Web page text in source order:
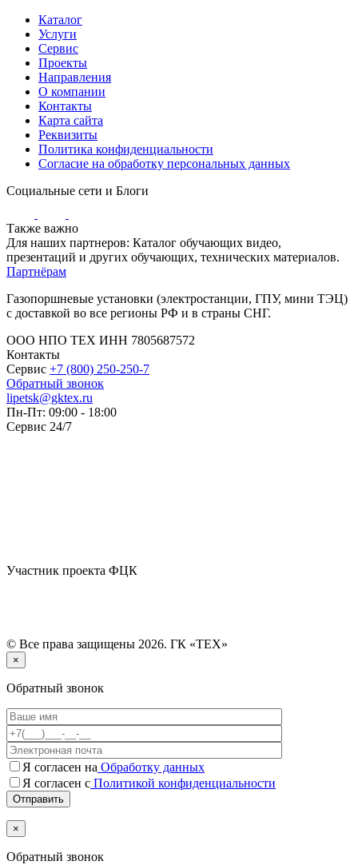
Каталог
Услуги
Сервис
Проекты
Направления
О компании
Контакты
Карта сайта
Реквизиты
Политика конфиденциальности
Согласие на обработку персональных данных
Социальные сети и Блоги
Также важно
Для наших партнеров: Каталог обучающих видео,
презентаций и других обучающих, технических материалов.
Партнёрам
Газопоршневые установки (электростанции, ГПУ, мини ТЭЦ)
с доставкой во все регионы РФ и в страны СНГ.
ООО НПО ТЕХ ИНН 7805687572
Контакты
Сервис +7 (800) 250-250-7
Обратный звонок
lipetsk@gktex.ru
Пн-Пт: 09:00 - 18:00
Сервис 24/7
Участник проекта ФЦК
© Все права защищены 2026. ГК «ТЕХ»
×
Обратный звонок
Я согласен на Обработку данных
Я согласен с Политикой конфиденциальности
×
Обратный звонок